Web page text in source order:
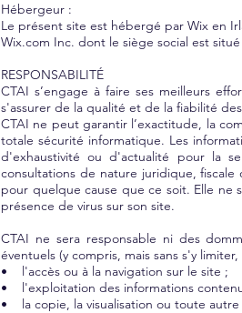
Hébergeur :
Le présent site est hébergé par Wix en
Wix.com Inc. dont le siège social est situé
RESPONSABILITÉ
CTAI s’engage à faire ses meilleurs
s'assurer de la qualité et de la fiabilité
CTAI ne peut garantir l’exactitude, la
totale sécurité informatique. Les
d'exhaustivité ou d'actualité pour la
consultations de nature juridique,
pour quelque cause que ce soit. Elle ne
présence de virus sur son site.
CTAI ne sera responsable ni des
éventuels (y compris, mais sans s'y
• l'accès ou à la navigation sur le site ;
• l'exploitation des informations
• la copie, la visualisation ou toute